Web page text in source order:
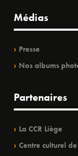
Médias
Presse
Nos albums
Partenaires
La CCR Liège
Centre culturel